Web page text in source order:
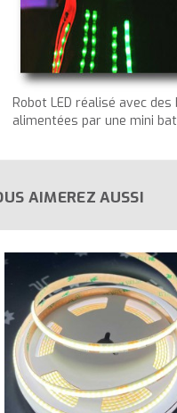
Robot LED réalisé avec
alimentées par une mini
AIMEREZ AUSSI